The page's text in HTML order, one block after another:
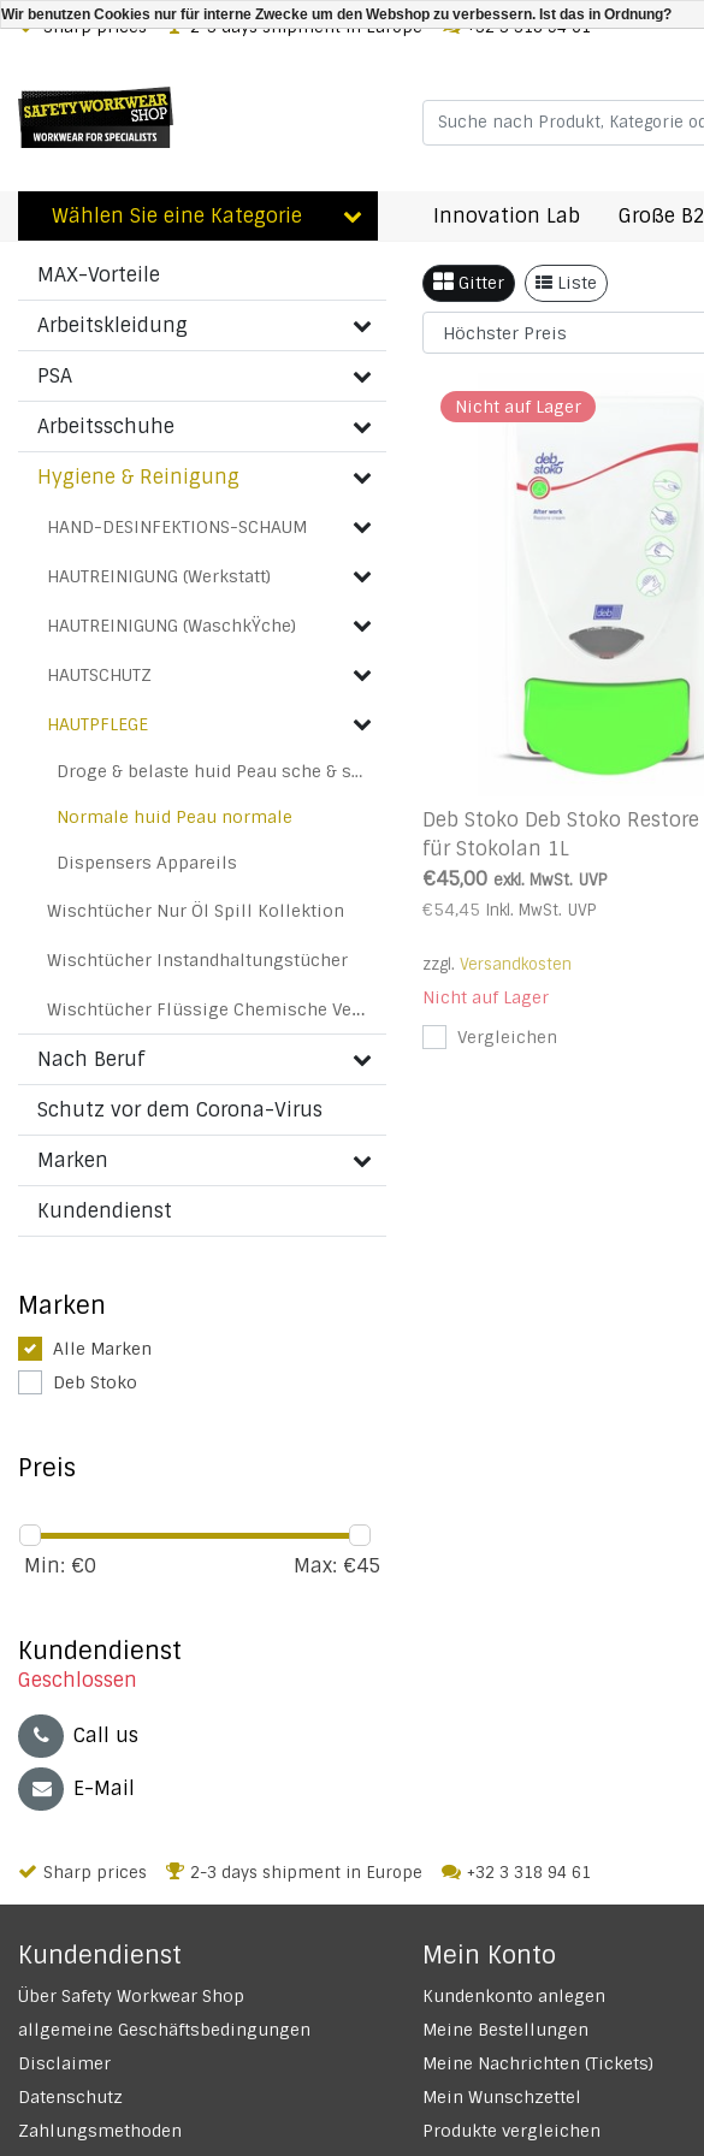
Sharp prices 2-3 days shipment in Europe +32 3 318 94 61
Wählen Sie eine Kategorie Innovation Lab Große
Zurück zu HAUTPFLEGE|Hygiene & Reinigung
Kategorien
MAX-Vorteile
Arbeitskleidung
PSA
Arbeitsschuhe
Hygiene & Reinigung
HAND-DESINFEKTIONS-SCHAUM
HAUTREINIGUNG (Werkstatt)
HAUTREINIGUNG (WaschkŸche)
HAUTSCHUTZ
HAUTPFLEGE
Droge & belaste huid Peau sche & stressŽe
Normale huid Peau normale
Dispensers Appareils
Wischtücher Nur Öl Spill Kollektion
Wischtücher Instandhaltungstücher
Wischtücher Flüssige Chemische Verschmutzungen
Nach Beruf
Schutz vor dem Corona-Virus
Marken
Kundendienst
Marken
Alle Marken
Deb Stoko
Preis
Min: €0 Max: €45
Kundendienst
Geschlossen
Call us
E-Mail
Normale huid
Gitter Liste
Nicht auf Lager
Deb Stoko Deb Stoko
für Stokolan 1L
€45,00 exkl. MwSt. UVP
€54,45 Inkl. MwSt. UVP
zzgl. Versandkosten
Nicht auf Lager
Vergleichen
Sharp prices 2-3 days shipment in Europe +32 3 318 94 61
Kundendienst
Über Safety Workwear Shop
allgemeine Geschäftsbedingungen
Disclaimer
Datenschutz
Zahlungsmethoden
Mein Konto
Kundenkonto anlegen
Meine Bestellungen
Meine Nachrichten (Tickets)
Mein Wunschzettel
Produkte vergleichen
Wir benutzen Cookies nur für interne Zwecke um den Webshop zu verbessern. Ist das in Ordnung?